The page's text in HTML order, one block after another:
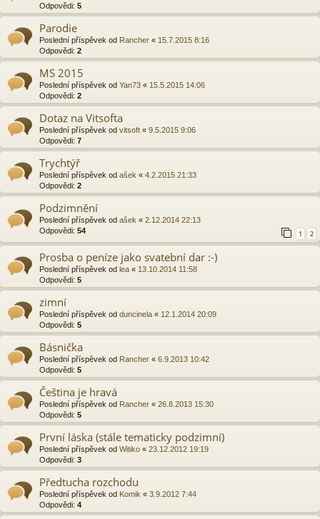
Odpovědi: 5
Parodie
Poslední příspěvek od Rancher « 15.7.2015 8:16
Odpovědi: 2
MS 2015
Poslední příspěvek od Yan73 « 15.5.2015 14:06
Odpovědi: 2
Dotaz na Vitsofta
Poslední příspěvek od vitsoft « 9.5.2015 9:06
Odpovědi: 7
Trychtýř
Poslední příspěvek od ašek « 4.2.2015 21:33
Odpovědi: 2
Podzimnění
Poslední příspěvek od ašek « 2.12.2014 22:13
Odpovědi: 54 1 2
Prosba o peníze jako svatební dar :-)
Poslední příspěvek od lea « 13.10.2014 11:58
Odpovědi: 5
zimní
Poslední příspěvek od duncinela « 12.1.2014 20:09
Odpovědi: 5
Básnička
Poslední příspěvek od Rancher « 6.9.2013 10:42
Odpovědi: 5
Čeština je hravá
Poslední příspěvek od Rancher « 26.8.2013 15:30
Odpovědi: 5
První láska (stále tematicky podzimní)
Poslední příspěvek od Witiko « 23.12.2012 19:19
Odpovědi: 3
Předtucha rozchodu
Poslední příspěvek od Komik « 3.9.2012 7:44
Odpovědi: 4